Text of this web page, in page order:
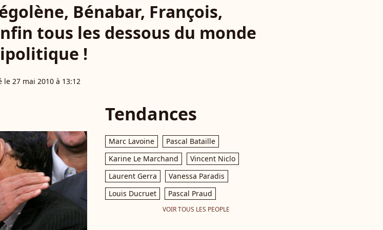
Bénabar, François,
tous les dessous du monde
!
le 27 mai 2010 à 13:12
Tendances
Marc Lavoine
Pascal Bataille
Karine Le Marchand
Vincent Niclo
Laurent Gerra
Vanessa Paradis
Louis Ducruet
Pascal Praud
VOIR TOUS LES PEOPLE